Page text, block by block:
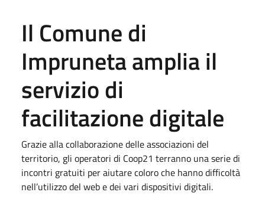
Il Comune di
Impruneta amplia il
servizio di
facilitazione digitale
Grazie alla collaborazione delle associazioni del
territorio, gli operatori di Coop21 terranno una serie di
incontri gratuiti per aiutare coloro che hanno difficoltà
nell’utilizzo del web e dei vari dispositivi digitali.